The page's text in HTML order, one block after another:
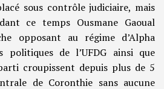
sous contrôle judiciaire, mais
ce temps Ousmane Gaoual
opposant au régime d’Alpha
de l’UFDG ainsi que
croupissent depuis plus de 5
de Coronthie sans aucune